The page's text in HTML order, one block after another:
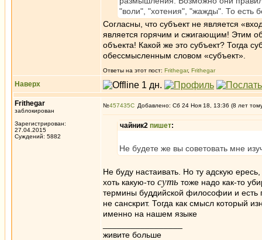
"воли", "хотения", "жажды". То есть
Согласны, что субъект не является
является горячим и сжигающим! Этим
объекта! Какой же это субъект? Тогда
обессмысленным словом «субъект».
Ответы на этот пост: Frithegar, Frithegar
Наверх
Frithegar
заблокирован
Зарегистрирован:
27.04.2015
Суждений: 5882
№457435 Добавлено: Сб 24 Ноя 18, 13:36 (8 лет
чайник2 пишет:
Не будете же вы советовать мне
Не буду настаивать. Но ту адскую
хоть какую-то суть тоже надо как-то
термины буддийской философии и есть
не санскрит. Тогда как смысл который
именно на нашем языке
живите больше